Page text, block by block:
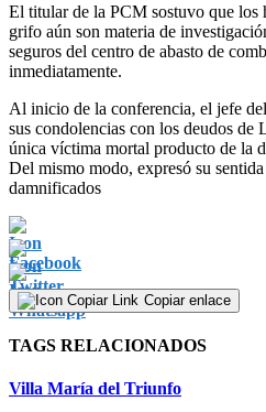
El titular de la PCM sostuvo que los
grifo aún son materia de
seguros del centro de abasto de
inmediatamente.
Al inicio de la conferencia, el jefe
sus condolencias con los deudos de
única víctima mortal producto de la
Del mismo modo, expresó su
damnificados
Copiar enlace
TAGS RELACIONADOS
Villa María del Triunfo